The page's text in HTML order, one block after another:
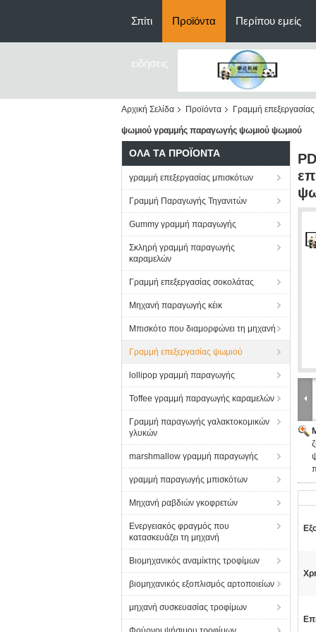
Σπίτι Προϊόντα Περίπου εμείς
ειδήσεις
Αρχική Σελίδα Προϊόντα Γραμμή
ψωμιού γραμμής παραγωγής ψωμιού ψωμιού
ΌΛΑ ΤΑ ΠΡΟΪΌΝΤΑ
γραμμή επεξεργασίας μπισκότων
Γραμμή Παραγωγής Τηγανιτών
Gummy γραμμή παραγωγής
Σκληρή γραμμή παραγωγής
καραμελών
Γραμμή επεξεργασίας σοκολάτας
Μηχανή παραγωγής κέικ
Μπισκότο που διαμορφώνει τη μηχανή
Γραμμή επεξεργασίας ψωμιού
lollipop γραμμή παραγωγής
Toffee γραμμή παραγωγής καραμελών
Γραμμή παραγωγής γαλακτοκομικών
γλυκών
marshmallow γραμμή παραγωγής
γραμμή παραγωγής μπισκότων
Μηχανή ραβδιών γκοφρετών
Ενεργειακός φραγμός που
κατασκευάζει τη μηχανή
Βιομηχανικός αναμίκτης τροφίμων
βιομηχανικός εξοπλισμός αρτοποιείων
μηχανή συσκευασίας τροφίμων